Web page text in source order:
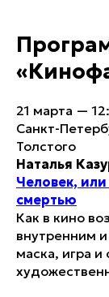
21 марта —
Санкт-
Толстого
Наталья
Человек,
смертью
Как в кино
внутренним
маска, игра и